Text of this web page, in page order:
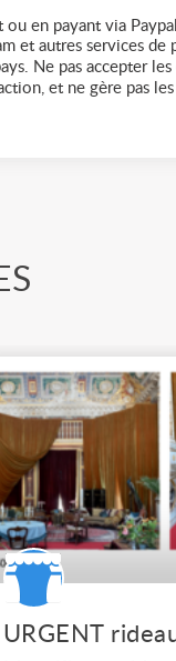
en payant via Paypal
et autres services de
Ne pas accepter les
et ne gère pas